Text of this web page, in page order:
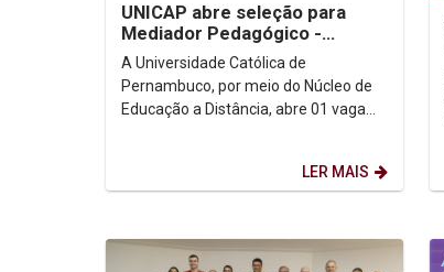
UNICAP abre seleção para
Mediador Pedagógico -
2026/01
A Universidade Católica de
Pernambuco, por meio do Núcleo de
Educação a Distância, abre 01 vaga
LER MAIS